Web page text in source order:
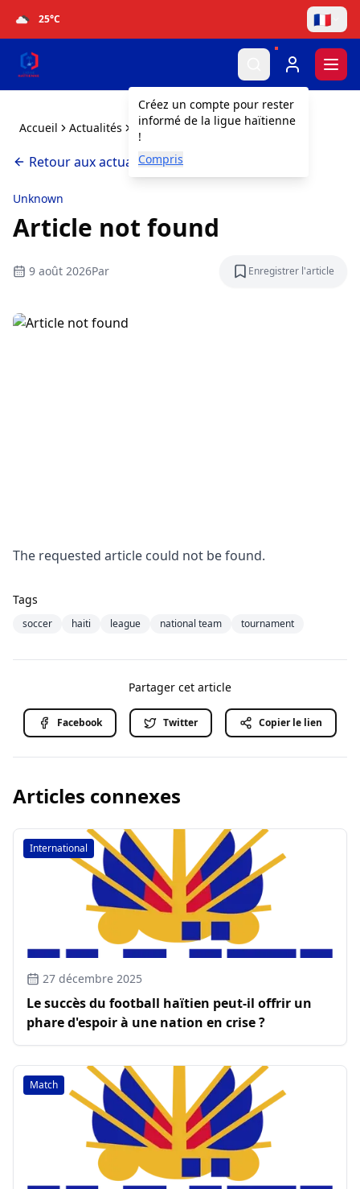
25°C 🇫🇷
Créez un compte pour rester
informé de la ligue haïtienne
!
Compris
Accueil Actualités Article not found
Retour aux actualités
Unknown
Article not found
9 août 2026Par Enregistrer l'article
Enregistrer
The requested article could not be found.
Tags
soccer haiti league national team tournament
Partager cet article
Facebook Twitter Copier le lien
Articles connexes
International
27 décembre 2025
Le succès du football haïtien peut-il offrir un
phare d'espoir à une nation en crise ?
Match